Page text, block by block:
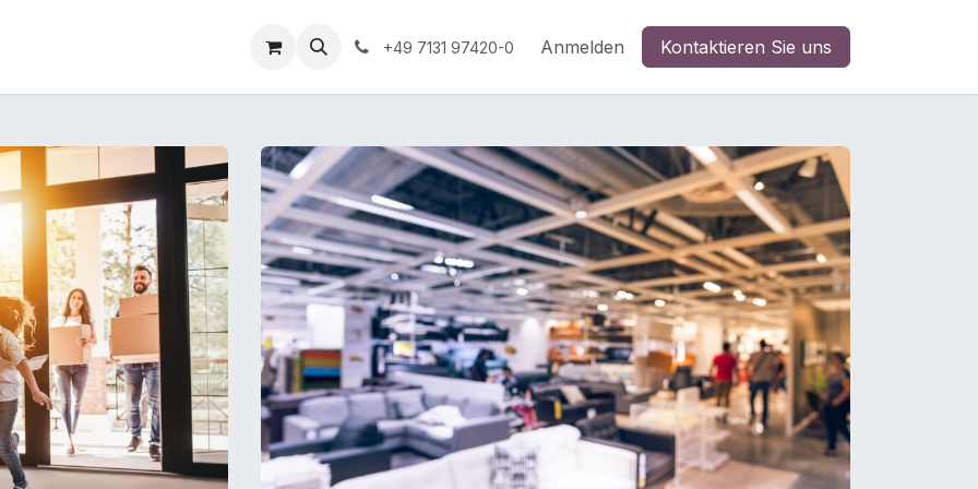
Informationen Shop Gewerbekunden
+49 7131 97420-0 Anmelden Kontaktieren Sie uns